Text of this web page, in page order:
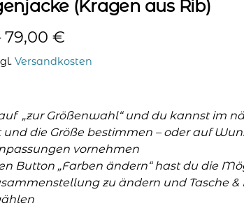
(Kragen aus Rib)
79,00 €
Versandkosten
„zur Größenwahl“ und du kannst im
und die Größe bestimmen – oder auf
vornehmen
Button „Farben ändern“ hast du die
zu ändern und Tasche &